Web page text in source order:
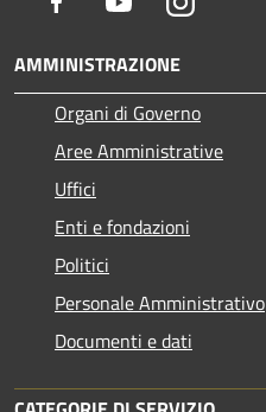
AMMINISTRAZIONE
Organi di Governo
Aree Amministrative
Uffici
Enti e fondazioni
Politici
Personale Amministrativo
Documenti e dati